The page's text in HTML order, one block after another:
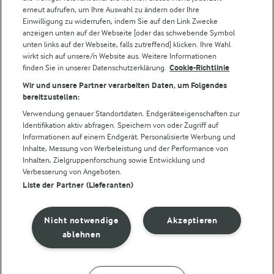
Arla Pro
Für unsere Landwirt:innen
Folge uns!
Cookie Wahl wieder öffnen
Datenschutzbestimmungen
erneut aufrufen, um Ihre Auswahl zu ändern oder Ihre
Einwilligung zu widerrufen, indem Sie auf den Link Zwecke
anzeigen unten auf der Webseite [oder das schwebende Symbol
unten links auf der Webseite, falls zutreffend] klicken. Ihre Wahl
wirkt sich auf unsere/n Website aus. Weitere Informationen
finden Sie in unserer Datenschutzerklärung. Cookie-Richtlinie
Wir und unsere Partner verarbeiten Daten, um Folgendes
bereitzustellen:
Verwendung genauer Standortdaten. Endgeräteeigenschaften zur
Identifikation aktiv abfragen. Speichern von oder Zugriff auf
Informationen auf einem Endgerät. Personalisierte Werbung und
Inhalte, Messung von Werbeleistung und der Performance von
Inhalten, Zielgruppenforschung sowie Entwicklung und
Verbesserung von Angeboten.
Liste der Partner (Lieferanten)
Akzeptieren
Nicht notwendige
ablehnen